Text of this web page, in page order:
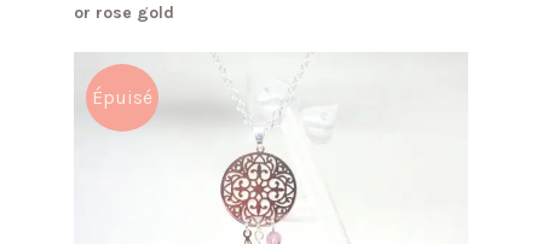
or rose gold
Épuisé